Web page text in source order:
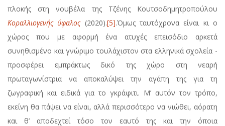
πλοκής στη νουβέλα της Τζένης Κουτσοδημητροπούλου
Κοραλλιογενής ύφαλος(2020).[5].Όμως ταυτόχρονα είναι κι ο
χώρος που με αφορμή ένα ατυχές επεισόδιο αρκετά
συνηθισμένο και γνώριμο τουλάχιστον στα ελληνικά σχολεία -
προσφέρει εμπράκτως δικό της χώρο στη νεαρή
πρωταγωνίστρια να αποκαλύψει την αγάπη της για τη
ζωγραφική και ειδικά για το γκράφιτι. Μ’ αυτόν τον τρόπο,
εκείνη θα πάψει να είναι, αλλά περισσότερο να νιώθει, αόρατη
και θ’ αποδεχτεί τόσο τον εαυτό της και την όποια